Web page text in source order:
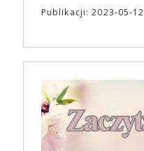
Publikacji: 2023-05-12